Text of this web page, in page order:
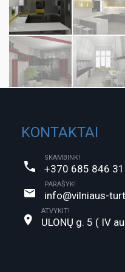
KONTAKTAI
SKAMBINK!
+370 685 846 31
PARAŠYK!
info@vilniaus-
ATVYKIT!
ULONŲ g. 5 ( IV